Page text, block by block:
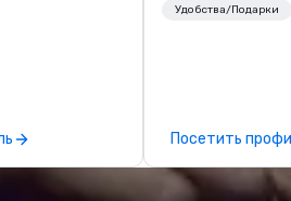
branded
choose from, our
industry
commitment to
Удобства/Подарки
Посетить